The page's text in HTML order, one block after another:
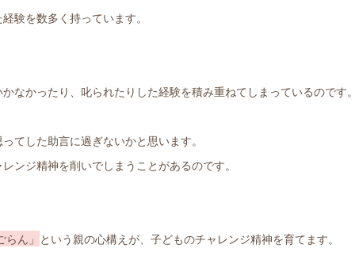
験を数多く持っています。
なかったり、叱られたりした経験を積み重ねてしまっているのです。
てした助言に過ぎないかと思います。
ンジ精神を削いでしまうことがあるのです。
ん」 という親の心構えが、子どものチャレンジ精神を育てます。